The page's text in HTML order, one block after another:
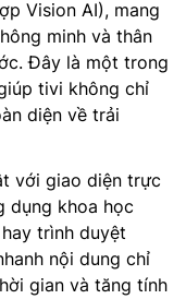
Vision AI), mang
minh và thân
Đây là một trong
tivi không chỉ
diện về trải
với giao diện trực
dụng khoa học
trình duyệt
nội dung chỉ
gian và tăng tính